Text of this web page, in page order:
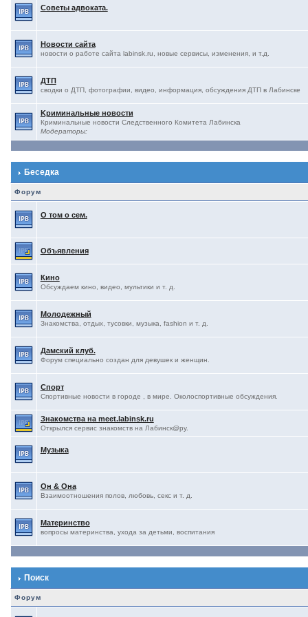
Советы адвоката.
Новости сайта
новости о работе сайта labinsk.ru, новые сервисы, изменения, и т.д.
ДТП
сводки о ДТП, фотографии, видео, информация, обсуждения ДТП в Лабинске
Kриминальные новости
Криминальные новости Следственного Комитета Лабинска
Модераторы:
Беседка
Форум
О том о сем.
Объявления
Кино
Обсуждаем кино, видео, мультики и т. д.
Молодежный
Знакомства, отдых, тусовки, музыка, fashion и т. д.
Дамский клуб.
Форум специально создан для девушек и женщин.
Спорт
Спортивные новости в городе , в мире. Околоспортивные обсуждения.
Знакомства на meet.labinsk.ru
Открылся сервис знакомств на Лабинск@ру.
Музыка
Он & Она
Взаимоотношения полов, любовь, секс и т. д.
Материнство
вопросы материнства, ухода за детьми, воспитания
Поиск
Форум